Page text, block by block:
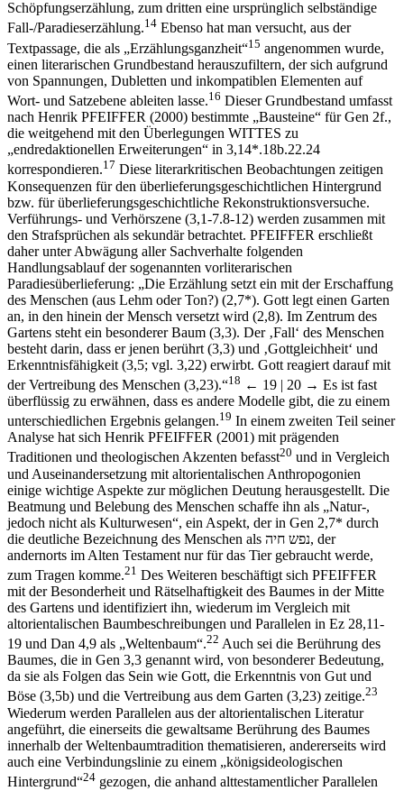
Schöpfungserzählung, zum dritten eine ursprünglich selbständige
Fall-/Paradieserzählung.14 Ebenso hat man versucht, aus der
Textpassage, die als „Erzählungsganzheit“15 angenommen wurde,
einen literarischen Grundbestand herauszufiltern, der sich aufgrund
von Spannungen, Dubletten und inkompatiblen Elementen auf
Wort- und Satzebene ableiten lasse.16 Dieser Grundbestand umfasst
nach Henrik PFEIFFER (2000) bestimmte „Bausteine“ für Gen 2f.,
die weitgehend mit den Überlegungen WITTES zu
„endredaktionellen Erweiterungen“ in 3,14*.18b.22.24
korrespondieren.17 Diese literarkritischen Beobachtungen zeitigen
Konsequenzen für den überlieferungsgeschichtlichen Hintergrund
bzw. für überlieferungsgeschichtliche Rekonstruktionsversuche.
Verführungs- und Verhörszene (3,1-7.8-12) werden zusammen mit
den Strafsprüchen als sekundär betrachtet. PFEIFFER erschließt
daher unter Abwägung aller Sachverhalte folgenden
Handlungsablauf der sogenannten vorliterarischen
Paradiesüberlieferung: „Die Erzählung setzt ein mit der Erschaffung
des Menschen (aus Lehm oder Ton?) (2,7*). Gott legt einen Garten
an, in den hinein der Mensch versetzt wird (2,8). Im Zentrum des
Gartens steht ein besonderer Baum (3,3). Der ‚Fall‘ des Menschen
besteht darin, dass er jenen berührt (3,3) und ‚Gottgleichheit‘ und
Erkenntnisfähigkeit (3,5; vgl. 3,22) erwirbt. Gott reagiert darauf mit
der Vertreibung des Menschen (3,23).“18 ← 19 | 20 → Es ist fast
überflüssig zu erwähnen, dass es andere Modelle gibt, die zu einem
unterschiedlichen Ergebnis gelangen.19 In einem zweiten Teil seiner
Analyse hat sich Henrik PFEIFFER (2001) mit prägenden
Traditionen und theologischen Akzenten befasst20 und in Vergleich
und Auseinandersetzung mit altorientalischen Anthropogonien
einige wichtige Aspekte zur möglichen Deutung herausgestellt. Die
Beatmung und Belebung des Menschen schaffe ihn als „Natur-,
jedoch nicht als Kulturwesen“, ein Aspekt, der in Gen 2,7* durch
die deutliche Bezeichnung des Menschen als היח שפנ, der
andernorts im Alten Testament nur für das Tier gebraucht werde,
zum Tragen komme.21 Des Weiteren beschäftigt sich PFEIFFER
mit der Besonderheit und Rätselhaftigkeit des Baumes in der Mitte
des Gartens und identifiziert ihn, wiederum im Vergleich mit
altorientalischen Baumbeschreibungen und Parallelen in Ez 28,11-
19 und Dan 4,9 als „Weltenbaum“.22 Auch sei die Berührung des
Baumes, die in Gen 3,3 genannt wird, von besonderer Bedeutung,
da sie als Folgen das Sein wie Gott, die Erkenntnis von Gut und
Böse (3,5b) und die Vertreibung aus dem Garten (3,23) zeitige.23
Wiederum werden Parallelen aus der altorientalischen Literatur
angeführt, die einerseits die gewaltsame Berührung des Baumes
innerhalb der Weltenbaumtradition thematisieren, andererseits wird
auch eine Verbindungslinie zu einem „königsideologischen
Hintergrund“24 gezogen, die anhand alttestamentlicher Parallelen